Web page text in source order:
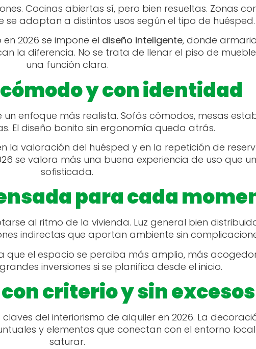
Cocinas abiertas sí, pero bien resueltas. Zonas
se adaptan a distintos usos según el tipo de huésped.
2026 se impone el diseño inteligente, donde
la diferencia. No se trata de llenar el piso de
una función clara.
y con identidad
enfoque más realista. Sofás cómodos, mesas
El diseño bonito sin ergonomía queda atrás.
la valoración del huésped y en la repetición de
se valora más una buena experiencia de uso que
sofisticada.
para cada
al ritmo de la vivienda. Luz general bien
indirectas que aportan ambiente sin
que el espacio se perciba más amplio, más
inversiones si se planifica desde el inicio.
criterio y sin excesos
del interiorismo de alquiler en 2026. La
y elementos que conectan con el entorno
saturar.